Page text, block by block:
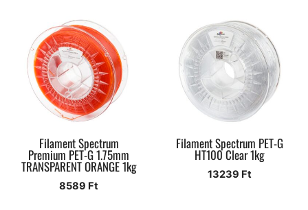
Filament Spectrum
Premium PET-G 1.75mm
TRANSPARENT ORANGE 1kg
8589 Ft
Filament Spectrum PET-G
HT100 Clear 1kg
13239 Ft